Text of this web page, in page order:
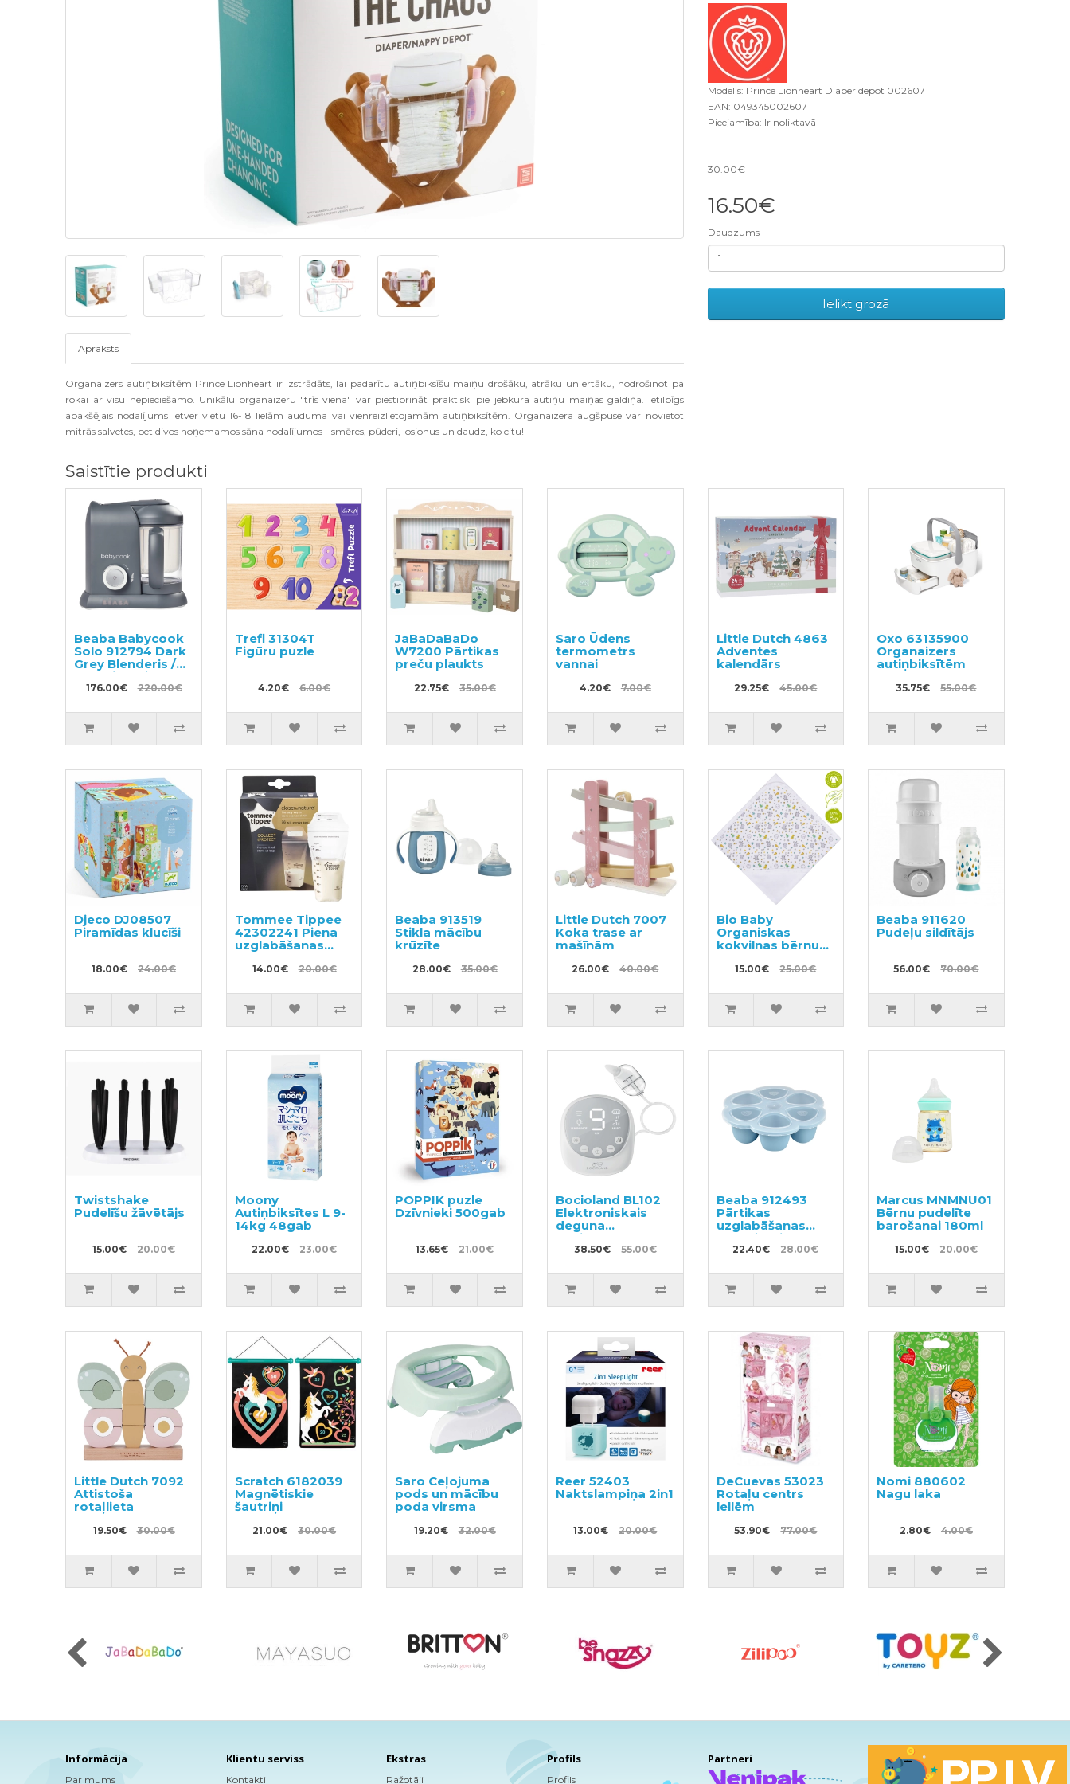
Apraksts
Organaizers autiņbiksītēm Prince Lionheart ir izstrādāts, lai padarītu autiņbiksīšu maiņu drošāku, ātrāku un ērtāku, nodrošinot pa
rokai ar visu nepieciešamo. Unikālu organaizeru "trīs vienā" var piestiprināt praktiski pie jebkura autiņu maiņas galdiņa. Ietilpīgs
apakšējais nodalījums ietver vietu 16-18 lielām auduma vai vienreizlietojamām autiņbiksītēm. Organaizera augšpusēvar novietot
mitrās salvetes, bet divos noņemamos sāna nodalījumos -smēres, pūderi, losjonus un daudz, ko citu!
Modelis: Prince Lionheart Diaper depot 002607
EAN: 049345002607
Pieejamība: Ir noliktavā
30.00€
16.50€
Daudzums
Ielikt grozā
Saistītie produkti
Beaba Babycook
Solo 912794 Dark
Grey Blenderis /
smalcinātājs
bērnu pārtikai
176.00€ 220.00€
Trefl 31304T
Figūru puzle
4.20€ 6.00€
JaBaDaBaDo
W7200 Pārtikas
preču plaukts
22.75€ 35.00€
Saro Ūdens
termometrs
vannai
4.20€ 7.00€
Little Dutch 4863
Adventes
kalendārs
29.25€ 45.00€
Oxo 63135900
Organaizers
autiņbiksītēm
35.75€ 55.00€
Djeco DJ08507
Piramīdas klucīši
18.00€ 24.00€
Tommee Tippee
42302241 Piena
uzglabāšanas
maisiņi 36x350ml
14.00€ 20.00€
Beaba 913519
Stikla mācību
krūzīte
28.00€ 35.00€
Little Dutch 7007
Koka trase ar
mašīnām
26.00€ 40.00€
Bio Baby
Organiskas
kokvilnas bērnu
sega ar kapuci
85x85 cm.
15.00€ 25.00€
Beaba 911620
Pudeļu sildītājs
56.00€ 70.00€
Twistshake
Pudelīšu žāvētājs
15.00€ 20.00€
Moony
Autiņbiksītes L 9-
14kg 48gab
22.00€ 23.00€
POPPIK puzle
Dzīvnieki 500gab
13.65€ 21.00€
Bocioland BL102
Elektroniskais
deguna
aspirators
38.50€ 55.00€
Beaba 912493
Pārtikas
uzglabāšanas
konteineris ar
nodalījumiem
22.40€ 28.00€
Marcus MNMNU01
Bērnu pudelīte
barošanai 180ml
15.00€ 20.00€
Little Dutch 7092
Attistoša
rotaļlieta
19.50€ 30.00€
Scratch 6182039
Magnētiskie
šautriņi
21.00€ 30.00€
Saro Ceļojuma
pods un mācību
poda virsma
19.20€ 32.00€
Reer 52403
Naktslampiņa 2in1
13.00€ 20.00€
DeCuevas 53023
Rotaļu centrs
lellēm
53.90€ 77.00€
Nomi 880602
Nagu laka
2.80€ 4.00€
Informācija
Par mums
Klientu serviss
Kontakti
Ekstras
Ražotāji
Profils
Profils
Partneri